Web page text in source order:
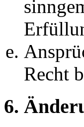
Recht
6.